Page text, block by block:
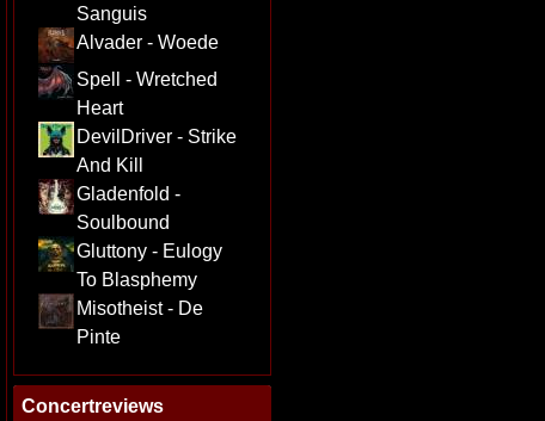
Sanguis
Alvader - Woede
Spell - Wretched
Heart
DevilDriver - Strike
And Kill
Gladenfold -
Soulbound
Gluttony - Eulogy
To Blasphemy
Misotheist - De
Pinte
Concertreviews